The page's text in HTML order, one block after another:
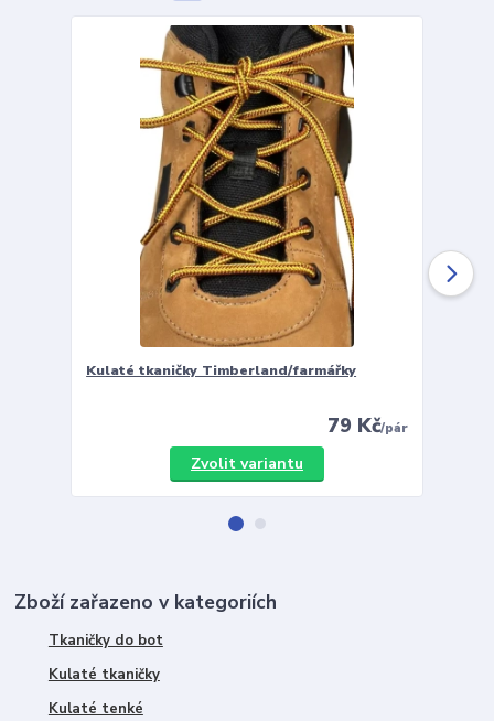
Kulaté tkaničky Timberland/farmářky
79 Kč/pár
Zvolit variantu
Zboží zařazeno v kategoriích
Tkaničky do bot
Kulaté tkaničky
Kulaté tenké